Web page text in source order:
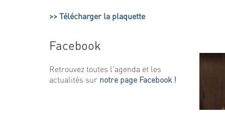
Télécharger la plaquette
Facebook
Retrouvez toutes l'agenda et les
actualités sur notre page Facebook !